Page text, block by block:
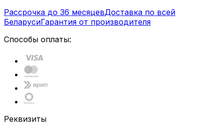
Рассрочка до 36 месяцевДоставка по всей
БеларусиГарантия от производителя
Способы оплаты:
Реквизиты